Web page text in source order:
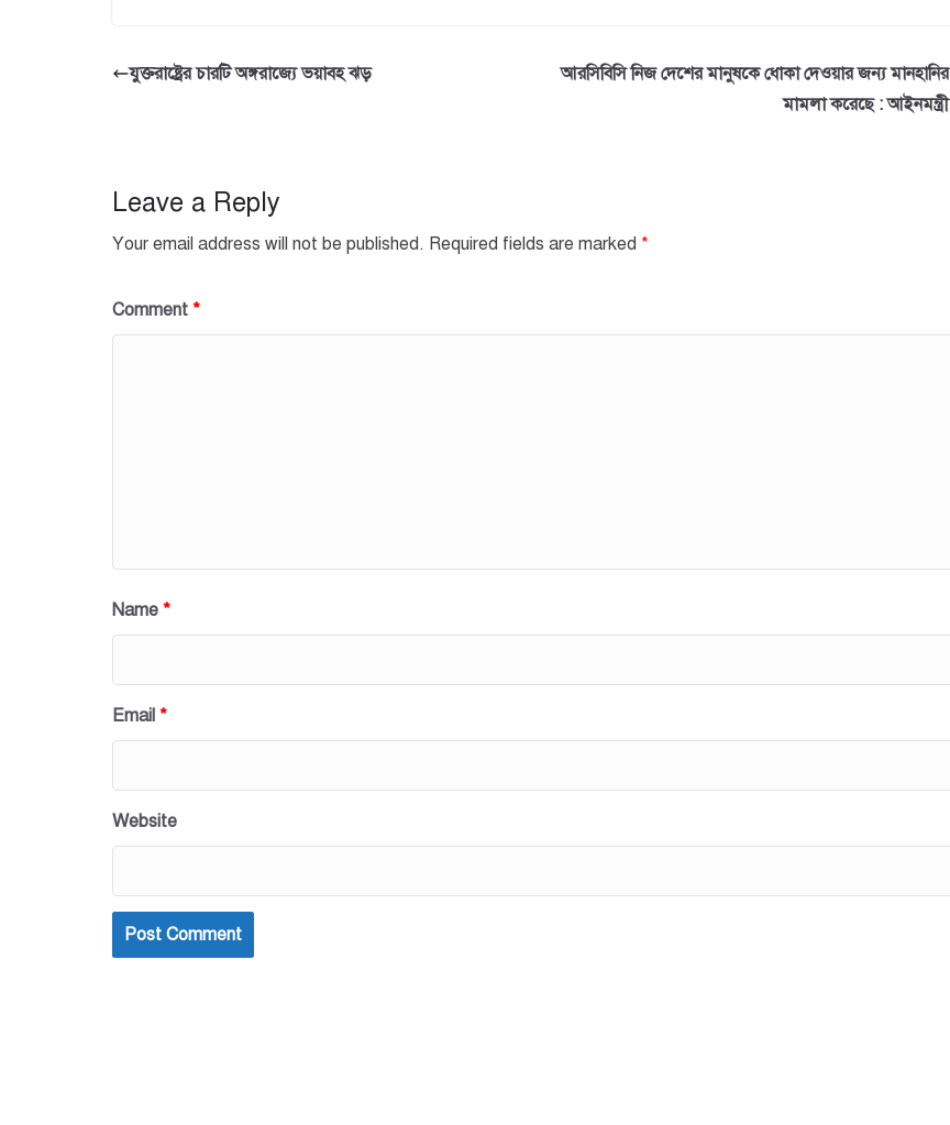
e
k
er s
e
যুক্তরাষ্ট্রের চারটি অঙ্গরাজ্যে ভয়াবহ ঝড়
আরসিবিসি নিজ দেশের মানুষকে ধোকা দেওয়ার জন্য মানহানির
মামলা করেছে : আইনমন্ত্রী
Leave a Reply
Your email address will not be published. Required fields are marked *
Comment *
Name *
Email *
Website